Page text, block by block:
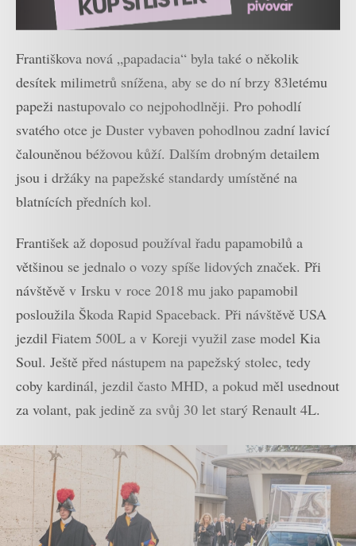
Františkova nová „papadacia“ byla také o několik
desítek milimetrů snížena, aby se do ní brzy 83letému
papeži nastupovalo co nejpohodlněji. Pro pohodlí
svatého otce je Duster vybaven pohodlnou zadní lavicí
čalouněnou béžovou kůží. Dalším drobným detailem
jsou i držáky na papežské standardy umístěné na
blatnících předních kol.
František až doposud používal řadu papamobilů a
většinou se jednalo o vozy spíše lidových značek. Při
návštěvě v Irsku v roce 2018 mu jako papamobil
posloužila Škoda Rapid Spaceback. Při návštěvě USA
jezdil Fiatem 500L a v Koreji využil zase model Kia
Soul. Ještě před nástupem na papežský stolec, tedy
coby kardinál, jezdil často MHD, a pokud měl usednout
za volant, pak jedině za svůj 30 let starý Renault 4L.